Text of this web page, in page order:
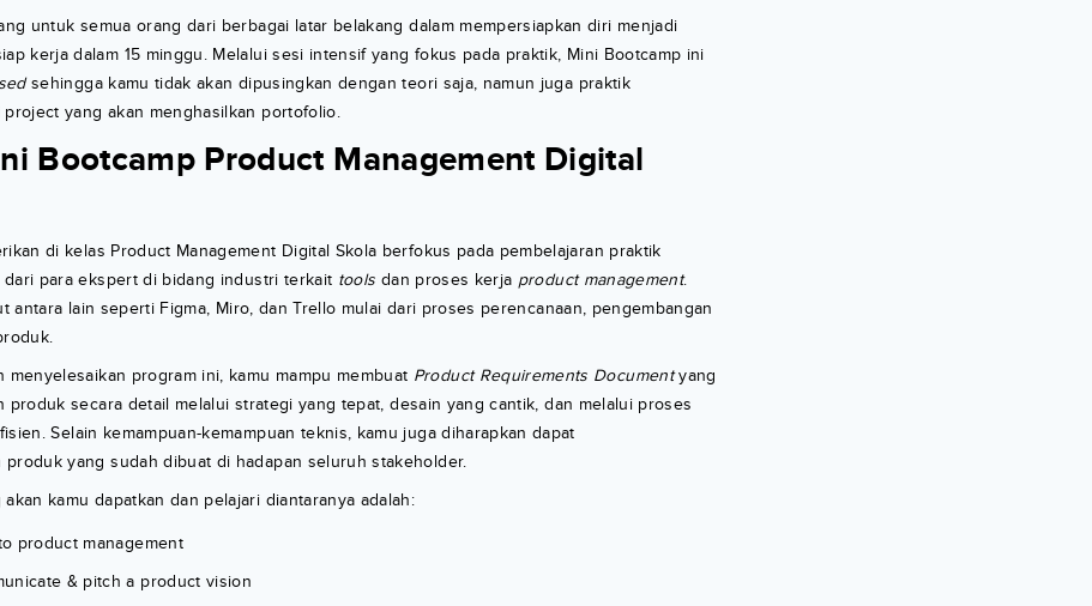
untuk semua orang dari berbagai latar belakang dalam mempersiapkan diri menjadi
kerja dalam 15 minggu. Melalui sesi intensif yang fokus pada praktik, Mini Bootcamp ini
sehingga kamu tidak akan dipusingkan dengan teori saja, namun juga praktik
project yang akan menghasilkan portofolio.
Bootcamp Product Management Digital
di kelas Product Management Digital Skola berfokus pada pembelajaran praktik
para ekspert di bidang industri terkait tools dan proses kerja product management.
antara lain seperti Figma, Miro, dan Trello mulai dari proses perencanaan, pengembangan
menyelesaikan program ini, kamu mampu membuat Product Requirements Documentyang
produk secara detail melalui strategi yang tepat, desain yang cantik, dan melalui proses
Selain kemampuan-kemampuan teknis, kamu juga diharapkan dapat
produk yang sudah dibuat di hadapan seluruh stakeholder.
kamu dapatkan dan pelajari diantaranya adalah:
product management
& pitch a product vision